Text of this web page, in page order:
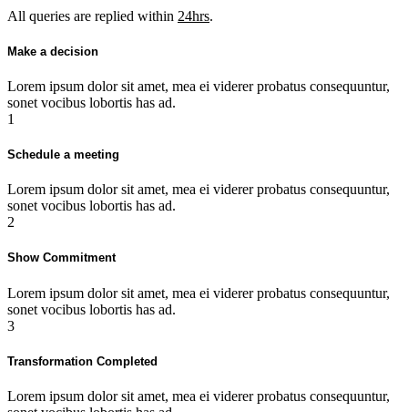
All queries are replied within 24hrs.
Make a decision
Lorem ipsum dolor sit amet, mea ei viderer probatus consequuntur,
sonet vocibus lobortis has ad.
1
Schedule a meeting
Lorem ipsum dolor sit amet, mea ei viderer probatus consequuntur,
sonet vocibus lobortis has ad.
2
Show Commitment
Lorem ipsum dolor sit amet, mea ei viderer probatus consequuntur,
sonet vocibus lobortis has ad.
3
Transformation Completed
Lorem ipsum dolor sit amet, mea ei viderer probatus consequuntur,